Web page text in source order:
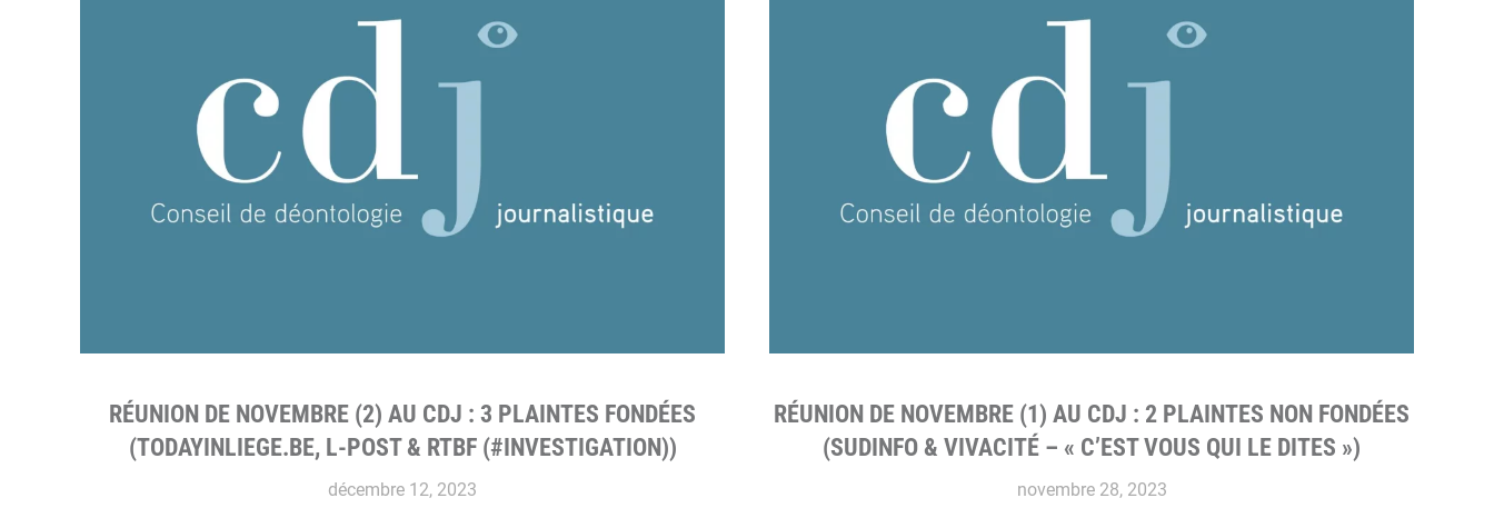
RÉUNION DE NOVEMBRE (2) AU CDJ : 3 PLAINTES FONDÉES
(TODAYINLIEGE.BE, L-POST & RTBF (#INVESTIGATION))
décembre 12, 2023
RÉUNION DE NOVEMBRE (1) AU CDJ : 2 PLAINTES NON FONDÉES
(SUDINFO & VIVACITÉ – « C’EST VOUS QUI LE DITES »)
novembre 28, 2023